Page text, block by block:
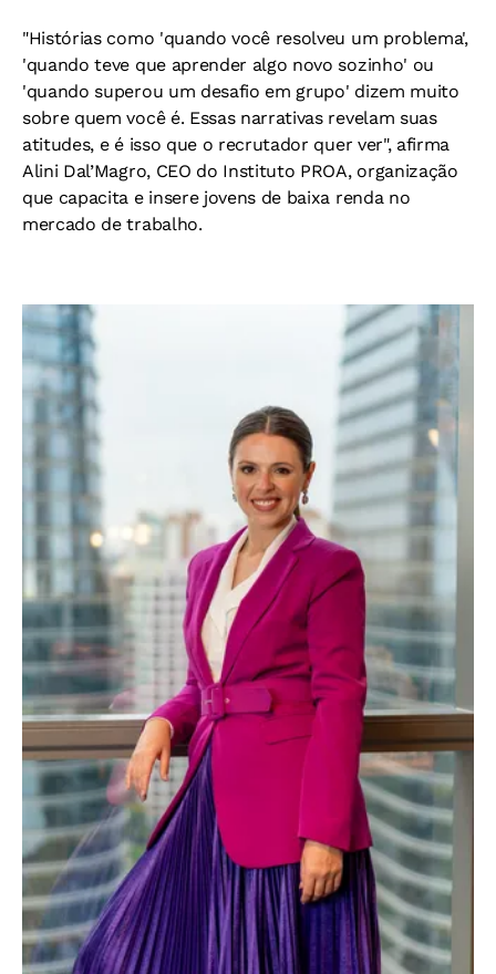
"Histórias como 'quando você resolveu um problema',
'quando teve que aprender algo novo sozinho' ou
'quando superou um desafio em grupo' dizem muito
sobre quem você é. Essas narrativas revelam suas
atitudes, e é isso que o recrutador quer ver", afirma
Alini Dal’Magro, CEO do Instituto PROA, organização
que capacita e insere jovens de baixa renda no
mercado de trabalho.